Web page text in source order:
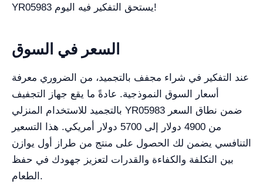
YR05983 يستحق التفكير فيه اليوم!
السعر في السوق
عند التفكير في شراء مجفف بالتجميد، من الضروري معرفة
أسعار السوق النموذجية. عادةً ما يقع جهاز التجفيف
بالتجميد للاستخدام المنزلي YR05983 ضمن نطاق السعر
من 4900 دولار إلى 5700 دولار أمريكي. هذا التسعير
التنافسي يضمن لك الحصول على منتج من طراز أول يوازن
بين التكلفة والكفاءة والقدرات لتعزيز جهودك في حفظ
الطعام.